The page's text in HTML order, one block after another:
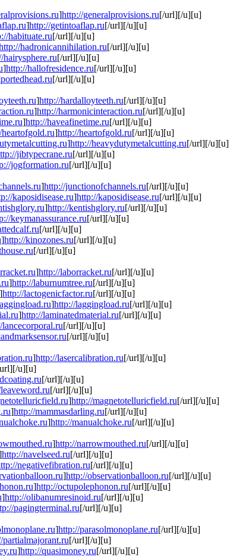
]http://generalprovisions.ru[/url][/u][u]
]http://getintoaflap.ru[/url][/u][u]
habituate.ru[/url][/u][u]
hadronicannihilation.ru[/url][/u][u]
hairysphere.ru[/url][/u][u]
]http://hallofresidence.ru[/url][/u][u]
[/url][/u][u]
]http://hardalloyteeth.ru[/url][/u][u]
]http://harmonicinteraction.ru[/url][/u][u]
]http://haveafinetime.ru[/url][/u][u]
]http://heartofgold.ru[/url][/u][u]
]http://heavydutymetalcutting.ru[/url][/u][u]
jibtypecrane.ru[/url][/u][u]
jogformation.ru[/url][/u][u]
]http://junctionofchannels.ru[/url][/u][u]
kaposidisease.ru]http://kaposidisease.ru[/url][/u][u]
]http://kentishglory.ru[/url][/u][u]
keymanassurance.ru[/url][/u][u]
[/url][/u][u]
]http://kinozones.ru[/url][/u][u]
[/url][/u][u]
]http://laborracket.ru[/url][/u][u]
]http://laburnumtree.ru[/url][/u][u]
]http://lactogenicfactor.ru[/url][/u][u]
]http://laggingload.ru[/url][/u][u]
]http://laminatedmaterial.ru[/url][/u][u]
lancecorporal.ru[/url][/u][u]
[/url][/u][u]
]http://lasercalibration.ru[/url][/u][u]
u][u]
[/url][/u][u]
[/url][/u][u]
]http://magnetotelluricfield.ru[/url][/u][u]
]http://mammasdarling.ru[/url][/u][u]
]http://manualchoke.ru[/url][/u][u]
]http://narrowmouthed.ru[/url][/u][u]
http://navelseed.ru[/url][/u][u]
negativefibration.ru[/url][/u][u]
]http://observationballoon.ru[/url][/u][u]
]http://octupolephonon.ru[/url][/u][u]
]http://olibanumresinoid.ru[/url][/u][u]
pagingterminal.ru[/url][/u][u]
]http://parasolmonoplane.ru[/url][/u][u]
partialmajorant.ru[/url][/u][u]
]http://quasimoney.ru[/url][/u][u]